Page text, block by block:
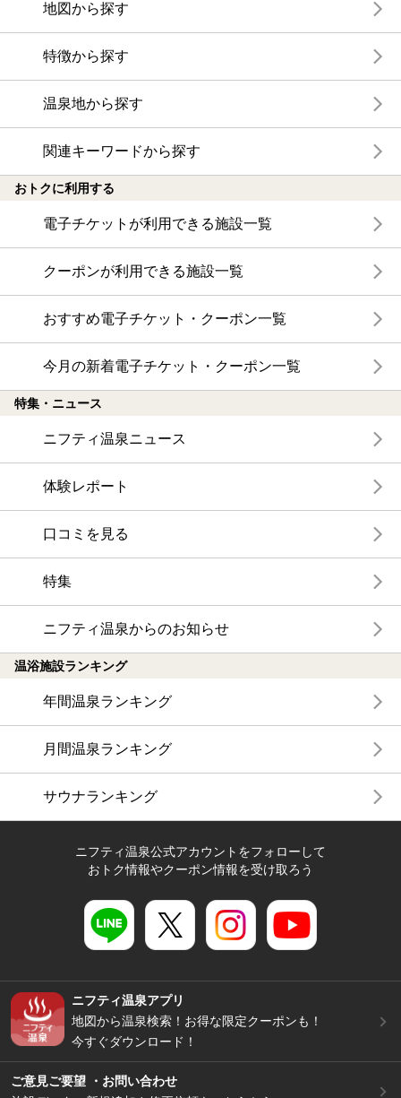
地図から探す
特徴から探す
温泉地から探す
関連キーワードから探す
おトクに利用する
電子チケットが利用できる施設一覧
クーポンが利用できる施設一覧
おすすめ電子チケット・クーポン一覧
今月の新着電子チケット・クーポン一覧
特集・ニュース
ニフティ温泉ニュース
体験レポート
口コミを見る
特集
ニフティ温泉からのお知らせ
温浴施設ランキング
年間温泉ランキング
月間温泉ランキング
サウナランキング
ニフティ温泉公式アカウントをフォローして
おトク情報やクーポン情報を受け取ろう
ニフティ温泉アプリ
地図から温泉検索！お得な限定クーポンも！
今すぐダウンロード！
ご意見ご要望 ・お問い合わせ